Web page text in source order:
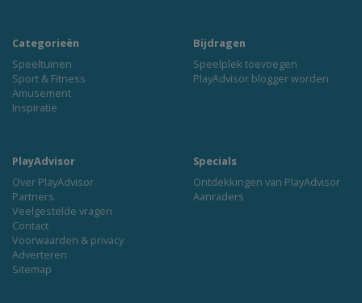
Categorieën
Speeltuinen
Sport & Fitness
Amusement
Inspiratie
Bijdragen
Speelplek toevoegen
PlayAdvisor blogger worden
PlayAdvisor
Over PlayAdvisor
Partners
Veelgestelde vragen
Contact
Voorwaarden & privacy
Adverteren
Sitemap
Specials
Ontdekkingen van PlayAdvisor
Aanraders